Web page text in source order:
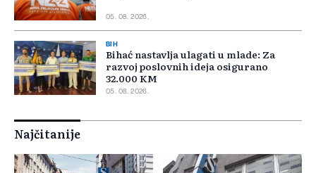
05. 08. 2026.
BIH
Bihać nastavlja ulagati u mlade: Za
razvoj poslovnih ideja osigurano
32.000 KM
05. 08. 2026.
Najčitanije